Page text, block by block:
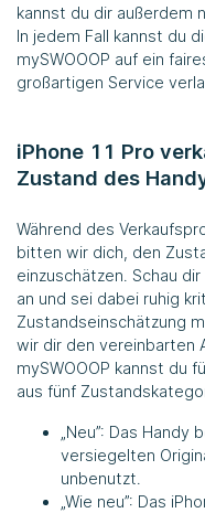
kannst du dir außerdem
In jedem Fall kannst du
mySWOOOP auf ein
großartigen Service
iPhone 11 Pro
Zustand des
Während des
bitten wir dich, den
einzuschätzen. Schau
an und sei dabei ruhig
Zustandseinschätzung
wir dir den vereinbarten
mySWOOOP kannst du
aus fünf
„Neu”: Das
versiegelten
unbenutzt.
„Wie neu”: Das